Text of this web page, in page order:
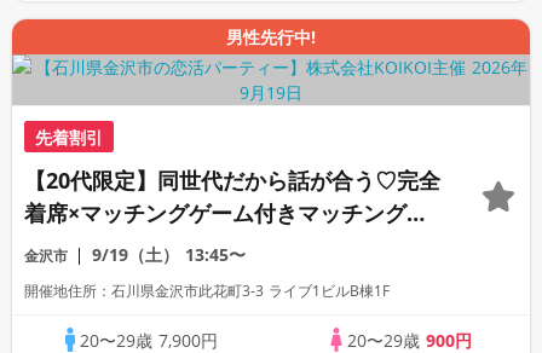
男性先行中!
先着割引
【20代限定】同世代だから話が合う♡完全
着席×マッチングゲーム付きマッチングコ
ン
金沢市 9/19（土） 13:45〜
開催地住所：石川県金沢市此花町3-3 ライブ1ビルB棟1F
20〜29歳 7,900円
20〜29歳 900円